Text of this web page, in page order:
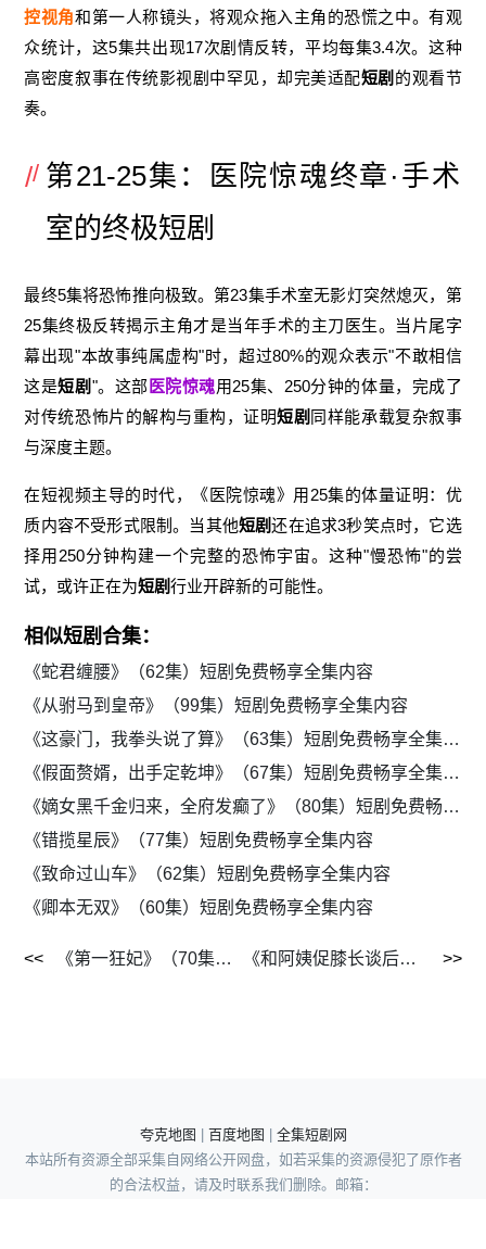
控视角和第一人称镜头，将观众拖入主角的恐慌之中。有观
众统计，这5集共出现17次剧情反转，平均每集3.4次。这种
高密度叙事在传统影视剧中罕见，却完美适配短剧 的观看节
奏。
第21-25集：医院惊魂终章·手术
室的终极短剧
最终5集将恐怖推向极致。第23集手术室无影灯突然熄灭，第
25集终极反转揭示主角才是当年手术的主刀医生。当片尾字
幕出现"本故事纯属虚构"时，超过80%的观众表示"不敢相信
这是短剧 "。这部 医院惊魂用25集、250分钟的体量，完成了
对传统恐怖片的解构与重构，证明短剧 同样能承载复杂叙事
与深度主题。
在短视频主导的时代，《医院惊魂》用25集的体量证明：优
质内容不受形式限制。当其他短剧还在追求3秒笑点时，它选
择用250分钟构建一个完整的恐怖宇宙。这种"慢恐怖"的尝
试，或许正在为短剧行业开辟新的可能性。
相似短剧合集：
《蛇君缠腰》（62集）短剧免费畅享全集内容
《从驸马到皇帝》（99集）短剧免费畅享全集内容
《这豪门，我拳头说了算》（63集）短剧免费畅享全集内容
《假面赘婿，出手定乾坤》（67集）短剧免费畅享全集内容
《嫡女黑千金归来，全府发癫了》（80集）短剧免费畅享全集内容
《错揽星辰》（77集）短剧免费畅享全集内容
《致命过山车》（62集）短剧免费畅享全集内容
《卿本无双》（60集）短剧免费畅享全集内容
《第一狂妃》（70集）短剧免费全集流畅追 《和阿姨促膝长谈后校花慌了》（59集）短剧全集免费流畅看
夸克地图 百度地图
全集短剧网
本站所有资源全部采集自网络公开网盘，如若采集的资源侵犯了原作者
的合法权益，请及时联系我们删除。邮箱：